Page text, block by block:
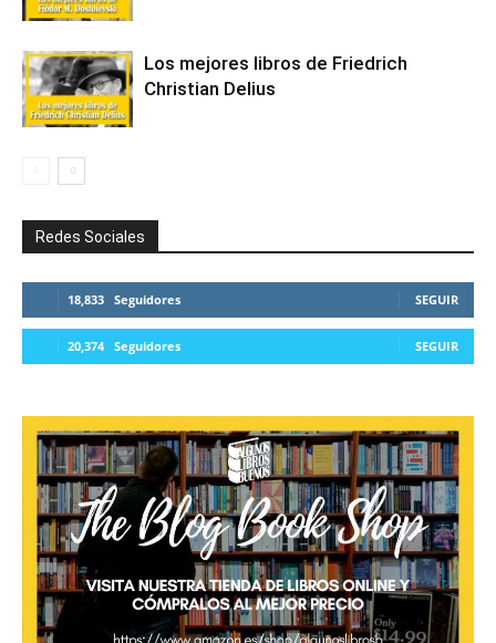
Los mejores libros de Friedrich
Christian Delius
Redes Sociales
18,833 Seguidores SEGUIR
20,374 Seguidores SEGUIR